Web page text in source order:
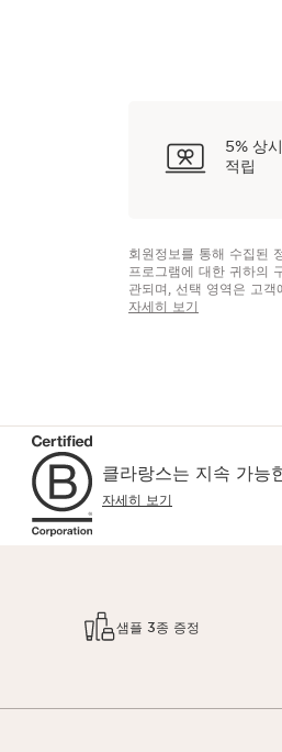
5% 상
적립
회원정보를 통해 수집된
프로그램에 대한 귀하의
관되며, 선택 영역은 고
접근, 수정, 삭제 및 이전
자세히 보기
클라랑스는 지속 가능
자세히 보기
샘플 3종 증정